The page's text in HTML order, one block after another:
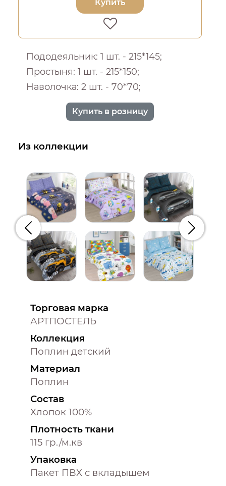
Купить
Пододеяльник: 1 шт. - 215*145;
Простыня: 1 шт. - 215*150;
Наволочка: 2 шт. - 70*70;
Купить в розницу
Из коллекции
Предыдущий
Торговая марка
АРТПОСТЕЛЬ
Коллекция
Поплин детский
Материал
Поплин
Состав
Хлопок 100%
Плотность ткани
115 гр./м.кв
Упаковка
Пакет ПВХ с вкладышем